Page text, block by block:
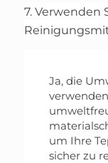
7. Verwenden
Ja, die
um Ihre
sicher zu